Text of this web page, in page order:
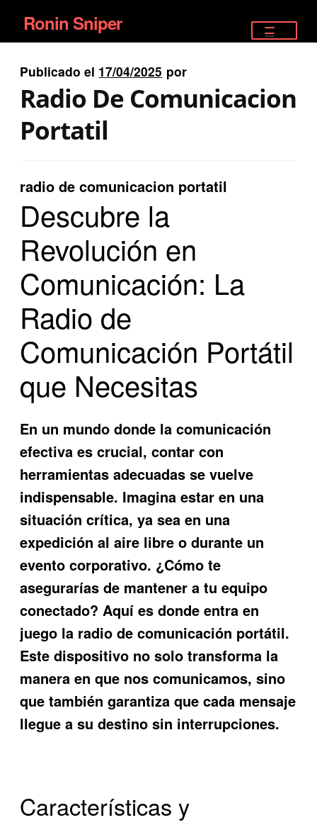
Ir
a
la
navegación
Ir
al
contenido
Ronin Sniper
EQUIPAMIENTO ÉLITE
SATELITALES
Publicado el 17/04/2025 por
Radio De Comunicacion
Portatil
radio de comunicacion portatil
Descubre la
Revolución en
Comunicación: La
Radio de
Comunicación Portátil
que Necesitas
En un mundo donde la comunicación
efectiva es crucial, contar con
herramientas adecuadas se vuelve
indispensable. Imagina estar en una
situación crítica, ya sea en una
expedición al aire libre o durante un
evento corporativo. ¿Cómo te
asegurarías de mantener a tu equipo
conectado? Aquí es donde entra en
juego la radio de comunicación portátil.
Este dispositivo no solo transforma la
manera en que nos comunicamos, sino
que también garantiza que cada mensaje
llegue a su destino sin interrupciones.
Características y